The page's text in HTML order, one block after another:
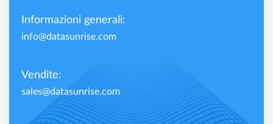
Informazioni generali:
info@datasunrise.com
Vendite:
sales@datasunrise.com